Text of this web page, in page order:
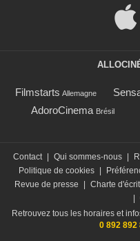
Filmstarts Allemagne
AdoroCinema Brésil
Contact Qui sommes-nous
Politique de cookies
Revue de presse
Charte
Retrouvez tous les horaires et
0 892 892